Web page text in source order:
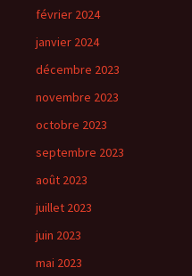
février 2024
janvier 2024
décembre 2023
novembre 2023
octobre 2023
septembre 2023
août 2023
juillet 2023
juin 2023
mai 2023